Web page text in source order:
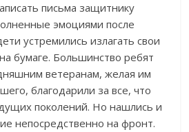
письма защитнику
эмоциями после
устремились излагать свои
бумаге. Большинство ребят
ветеранам, желая им
благодарили за все, что
поколений. Но нашлись и
непосредственно на фронт.